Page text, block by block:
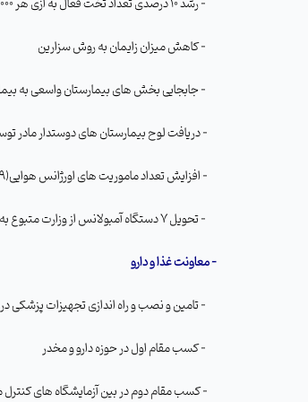
- کاهش میزان زایمان به روش سزارین
- جابجایی بخش های بیمارستان واسعی به بیمارستان حشمتیه و فعال سازی آنها
- دریافت لوح بیمارستان های دوستدار مادر توسط بیمارستان مبینی
- افزایش تعداد ماموریت های اورژانس هوایی(109 مأموریت)
- تحویل 7 دستگاه آمبولانس از وزارت متبوع به اورژانس 115
- معاونت غذا و دارو
- تامین و نصب و راه اندازی تجهیزات پزشکی در حوزه های مختلف از جمله دستگاه آنژیوگرافی،
- کسب مقام اول در حوزه دارو و مخدر
- کسب مقام دوم در بین آزمایشگاه های کنترل مواد غذایی